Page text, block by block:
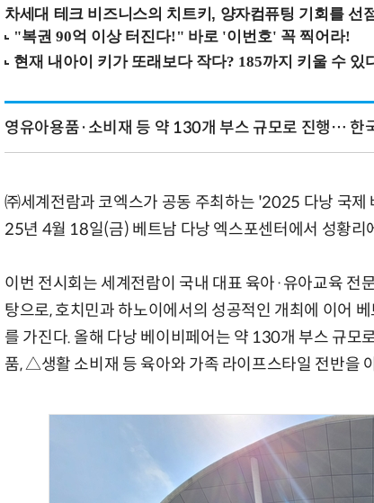
차세대 테크 비즈니스의 치트키, 양자컴퓨팅 기회를 선
영유아용품·소비재 등 약 130개 부스 규모로 진행… 한
㈜세계전람과 코엑스가 공동 주최하는 '2025 다낭 국
25년 4월 18일(금) 베트남 다낭 엑스포센터에서 성황리
이번 전시회는 세계전람이 국내 대표 육아·유아교육 전
탕으로, 호치민과 하노이에서의 성공적인 개최에 이어
를 가진다. 올해 다낭 베이비페어는 약 130개 부스 규
품, △생활 소비재 등 육아와 가족 라이프스타일 전반을